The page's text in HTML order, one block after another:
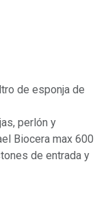
de esponja de
perlón y
Biocera max 600
de entrada y